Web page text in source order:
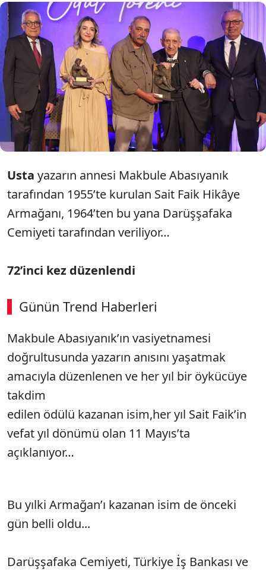
Bu yılki Armağan’ın sahibi Başak Arslan
oldu. Adnan Bali, ödülün insanı anlamaya ve
anlatmaya adanmış bir ömre ithafen
düzenlenen geleneğin bir parçası olduğunu
belirtti.
Usta yazarın annesi Makbule Abasıyanık
tarafından 1955’te kurulan Sait Faik Hikâye
Armağanı, 1964’ten bu yana Darüşşafaka
Cemiyeti tarafından veriliyor…
72’inci kez düzenlendi
Günün Trend Haberleri
Makbule Abasıyanık’ın vasiyetnamesi
doğrultusunda yazarın anısını yaşatmak
amacıyla düzenlenen ve her yıl bir öykücüye
takdim
edilen ödülü kazanan isim,her yıl Sait Faik’in
vefat yıl dönümü olan 11 Mayıs’ta
açıklanıyor…
Bu yılki Armağan’ı kazanan isim de önceki
gün belli oldu...
Darüşşafaka Cemiyeti, Türkiye İş Bankası ve